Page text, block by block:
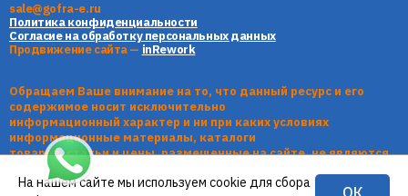
sale@gofra-e.ru
Политика конфиденциальности
Согласие на обработку персональных данных
Продвижение сайта — inRework
Обращаем Ваше внимание на то, что данный ресурс и его
содержимое носит исключительно
информационный характер и ни при каких условиях
информационные материалы, каталоги
товаров, статьи и цены, размещенные на сайте, не являются
публичной офертой, определяемой
положениями Статьи 437 Гражданского кодекса РФ.
На нашем сайте мы используем cookie для сбора
ОК